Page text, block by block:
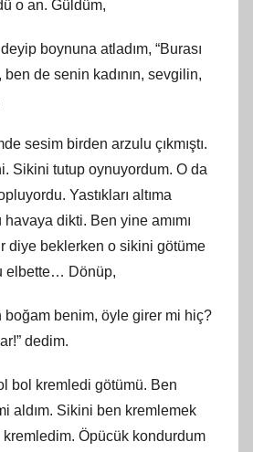
o an. Güldüm,
boynuna atladım, “Burası
ben de senin kadının, sevgilin,
sesim birden arzulu çıkmıştı.
Sikini tutup oynuyordum. O da
Yastıkları altıma
dikti. Ben yine amımı
diye beklerken o sikini götüme
elbette… Dönüp,
boğam benim, öyle girer mi hiç?
dedim.
bol kremledi götümü. Ben
aldım. Sikini ben kremlemek
Öpücük kondurdum